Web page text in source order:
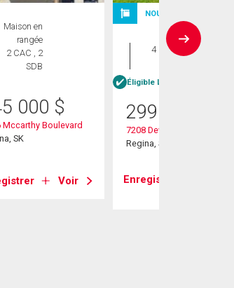
Maison en
rangée
2 CAC , 2
SDB
000 $
Mccarthy Boulevard
SK
Voir
NOUVELLE INSCRIPTION
Maison
4 CAC , 2
Éligible Louer pour acheter
299 900
7208 Dewdney Avenue
Regina, SK
Enregistrer